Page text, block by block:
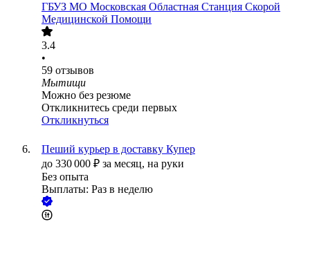
ГБУЗ МО Московская Областная Станция Скорой
Медицинской Помощи
3.4
•
59 отзывов
Мытищи
Можно без резюме
Откликнитесь среди первых
Откликнуться
Пеший курьер в доставку Купер
до 330 000 ₽ за месяц, на руки
Без опыта
Выплаты: Раз в неделю